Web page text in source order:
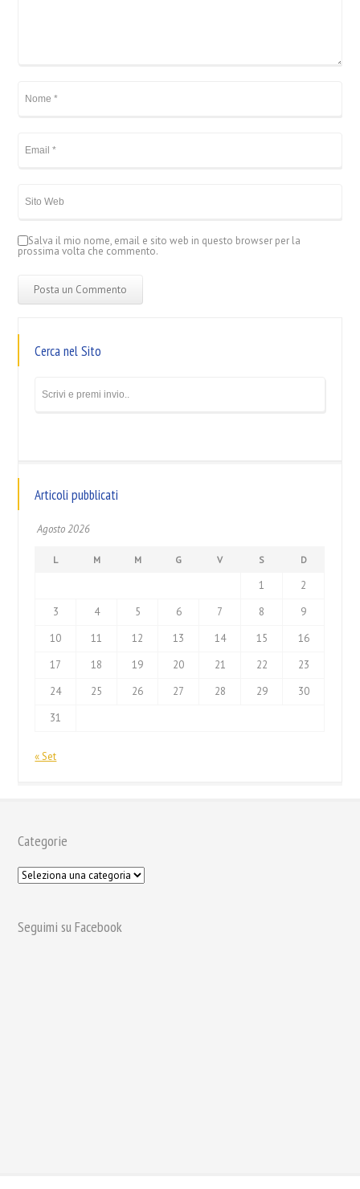
Salva il mio nome, email e sito web in questo browser per la
prossima volta che commento.
Cerca nel Sito
Articoli pubblicati
Agosto 2026
L M M G V S D
1
2
3
4 5 6 7 8
9
10
11 12 13 14 15
16
17
18 19 20 21 22
23
24
25 26 27 28 29
30
31
« Set
Categorie
Seguimi su Facebook